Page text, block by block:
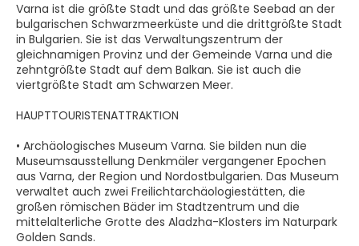
Varna ist die größte Stadt und das größte Seebad an der
bulgarischen Schwarzmeerküste und die drittgrößte Stadt
in Bulgarien. Sie ist das Verwaltungszentrum der
gleichnamigen Provinz und der Gemeinde Varna und die
zehntgrößte Stadt auf dem Balkan. Sie ist auch die
viertgrößte Stadt am Schwarzen Meer.
HAUPTTOURISTENATTRAKTION
• Archäologisches Museum Varna. Sie bilden nun die
Museumsausstellung Denkmäler vergangener Epochen
aus Varna, der Region und Nordostbulgarien. Das Museum
verwaltet auch zwei Freilichtarchäologiestätten, die
großen römischen Bäder im Stadtzentrum und die
mittelalterliche Grotte des Aladzha-Klosters im Naturpark
Golden Sands.